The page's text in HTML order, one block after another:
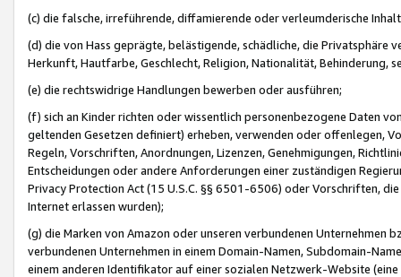
(c) die falsche, irreführende, diffamierende oder verleumderische
(d) die von Hass geprägte, belästigende, schädliche, die Privatsphäre
Herkunft, Hautfarbe, Geschlecht, Religion, Nationalität, Behinderung,
(e) die rechtswidrige Handlungen bewerben oder ausführen;
(f) sich an Kinder richten oder wissentlich personenbezogene Daten
geltenden Gesetzen definiert) erheben, verwenden oder offenlegen,
Regeln, Vorschriften, Anordnungen, Lizenzen, Genehmigungen,
Entscheidungen oder andere Anforderungen einer zuständigen
Privacy Protection Act (15 U.S.C. §§ 6501-6506) oder Vorschriften,
Internet erlassen wurden);
(g) die Marken von Amazon oder unseren verbundenen Unternehmen
verbundenen Unternehmen in einem Domain-Namen, Subdomain-
einem anderen Identifikator auf einer sozialen Netzwerk-Website